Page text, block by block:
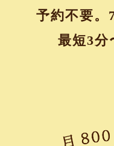
予約不要。
最短3分